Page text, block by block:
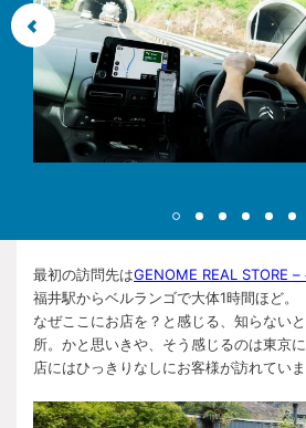
最初の訪問先はGENOME REAL STORE
福井駅からベルランゴで大体1時間ほど。
なぜここにお店を？と感じる、知らない
所。かと思いきや、そう感じるのは東京
店にはひっきりなしにお客様が訪れてい